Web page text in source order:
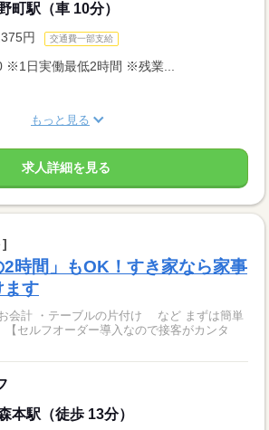
町駅（車 10分）
円 交通費一部支給
※1日実働最低2時間 ※残業...
もっと見る
求人詳細を見る
]
2時間」もOK！すき家なら家事
ます
会計 ・テーブルの片付け など まずは簡単
本駅（徒歩 13分）